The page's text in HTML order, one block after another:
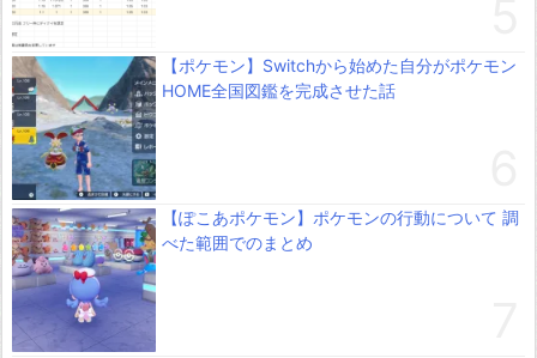
【ポケモン】Switchから始めた自分がポケモン
HOME全国図鑑を完成させた話
【ぽこあポケモン】ポケモンの行動について 調
べた範囲でのまとめ